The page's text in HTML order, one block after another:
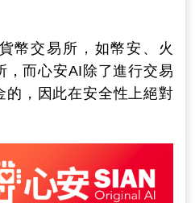
幣交易所，如幣安、火
，而心安AI除了進行交易
的，因此在安全性上絕對